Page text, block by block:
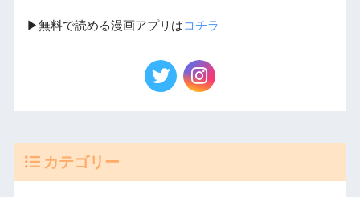
▶︎無料で読める漫画アプリはコチラ
カテゴリー